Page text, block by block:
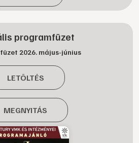
programfüzet
2026. május-június
LETÖLTÉS
MEGNYITÁS